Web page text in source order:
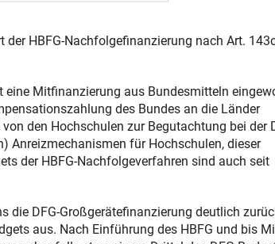
der HBFG-Nachfolgefinanzierung nach Art.
eine Mitfinanzierung aus Bundesmitteln
des Bundes an die Länder
den Hochschulen zur Begutachtung bei der
Anreizmechanismen für Hochschulen, dieser
der HBFG-Nachfolgeverfahren sind auch seit
die DFG-Großgerätefinanzierung deutlich
aus. Nach Einführung des HBFG und bis